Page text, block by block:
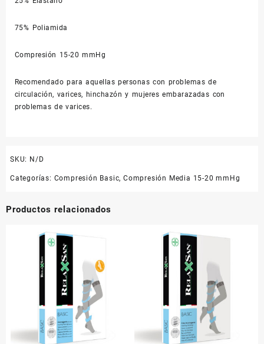
75% Poliamida
Compresión 15-20 mmHg
Recomendado para aquellas personas con problemas de
circulación, varices, hinchazón y mujeres embarazadas con
problemas de varices.
SKU: N/D
Categorías: Compresión Basic,Compresión Media 15-20 mmHg
Productos relacionados